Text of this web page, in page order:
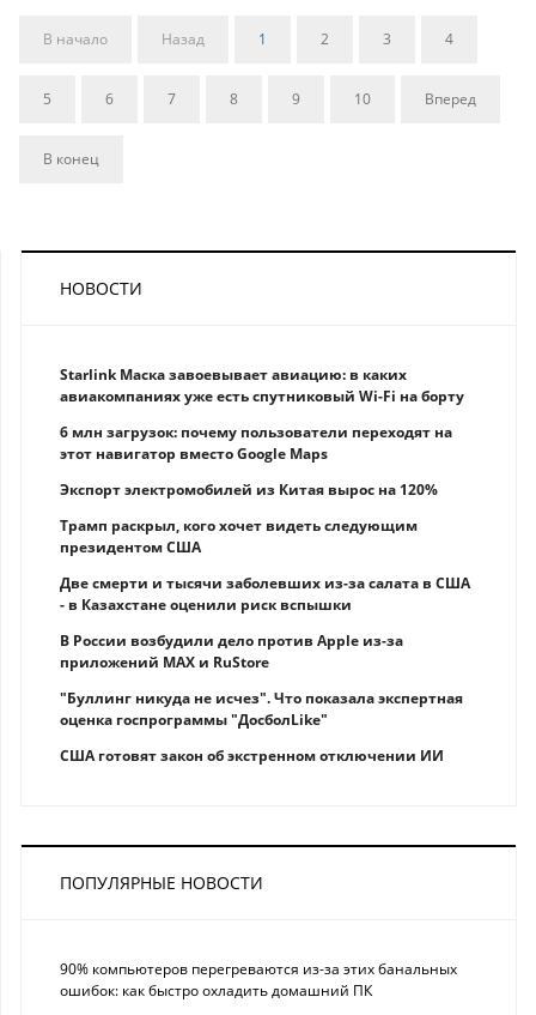
В начало Назад 1 2 3 4
5 6 7 8 9 10 Вперед
В конец
НОВОСТИ
Starlink Маска завоевывает авиацию: в каких
авиакомпаниях уже есть спутниковый Wi-Fi на борту
6 млн загрузок: почему пользователи переходят на
этот навигатор вместо Google Maps
Экспорт электромобилей из Китая вырос на 120%
Трамп раскрыл, кого хочет видеть следующим
президентом США
Две смерти и тысячи заболевших из-за салата в США
- в Казахстане оценили риск вспышки
В России возбудили дело против Apple из-за
приложений MAX и RuStore
"Буллинг никуда не исчез". Что показала экспертная
оценка госпрограммы "ДосболLike"
США готовят закон об экстренном отключении ИИ
ПОПУЛЯРНЫЕ НОВОСТИ
90% компьютеров перегреваются из-за этих банальных
ошибок: как быстро охладить домашний ПК